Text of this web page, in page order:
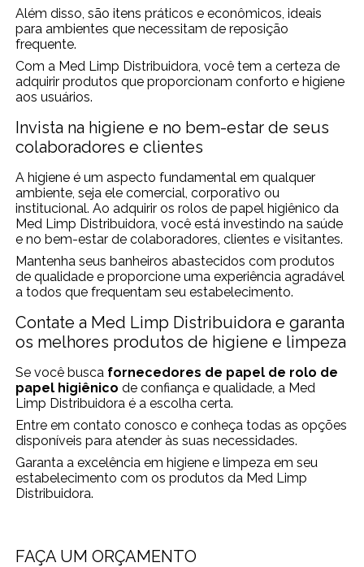
Além disso, são itens práticos e econômicos, ideais
para ambientes que necessitam de reposição
frequente.
Com a Med Limp Distribuidora, você tem a certeza de
adquirir produtos que proporcionam conforto e higiene
aos usuários.
Invista na higiene e no bem-estar de seus
colaboradores e clientes
A higiene é um aspecto fundamental em qualquer
ambiente, seja ele comercial, corporativo ou
institucional. Ao adquirir os rolos de papel higiênico​ da
Med Limp Distribuidora, você está investindo na saúde
e no bem-estar de colaboradores, clientes e visitantes.
Mantenha seus banheiros abastecidos com produtos
de qualidade e proporcione uma experiência agradável
a todos que frequentam seu estabelecimento.
Contate a Med Limp Distribuidora e garanta
os melhores produtos de higiene e limpeza
Se você busca fornecedores de papel de rolo de
papel higiênico​ de confiança e qualidade, a Med
Limp Distribuidora é a escolha certa.
Entre em contato conosco e conheça todas as opções
disponíveis para atender às suas necessidades.
Garanta a excelência em higiene e limpeza em seu
estabelecimento com os produtos da Med Limp
Distribuidora.
FAÇA UM ORÇAMENTO